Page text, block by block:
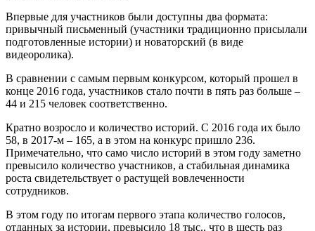
Впервые для участников были доступны два формата:
привычный письменный (участники традиционно присылали
подготовленные истории) и новаторский (в виде
видеоролика).
В сравнении с самым первым конкурсом, который прошел в
конце 2016 года, участников стало почти в пять раз больше –
44 и 215 человек соответственно.
Кратно возросло и количество историй. С 2016 года их было
58, в 2017-м – 165, а в этом на конкурс пришло 236.
Примечательно, что само число историй в этом году заметно
превысило количество участников, а стабильная динамика
роста свидетельствует о растущей вовлеченности
сотрудников.
В этом году по итогам первого этапа количество голосов,
отданных за истории, превысило 18 тыс., что в шесть раз